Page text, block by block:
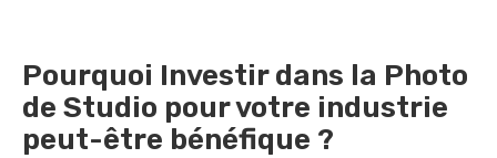
Pourquoi Investir dans la Photo
de Studio pour votre industrie
peut-être bénéfique ?